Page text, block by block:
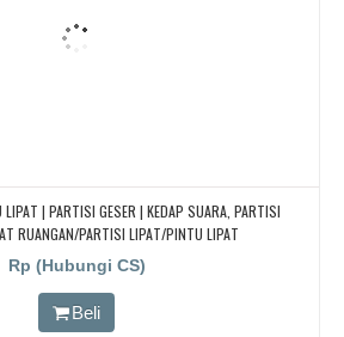
| PARTISI GESER | KEDAP SUARA, PARTISI
RUANGAN/PARTISI LIPAT/PINTU LIPAT
Rp (Hubungi CS)
Beli